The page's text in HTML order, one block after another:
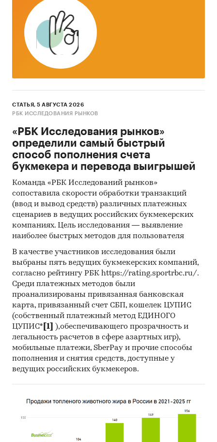
так называемые (1) Традиционный
(качественный) контент-анализ интервью и
документов и (2) Квантитативный
(количественный) анализ с применением
пакетов программ, к которым имеет доступ
наше агентство.
Контент-анализ выполняется в рамках
проведения Desk Research (кабинетное
исследование). В общем виде целью
кабинетного исследования является
хмеля для воды и получить (рассчитать)
показатели, характеризующие его состояние в
настоящее время и в будущем.
Источники получения информации
Базы данных Федеральной Таможенной
службы РФ, ФСГС РФ (Росстат).
Материалы DataMonitor, EuroMonitor,
Eurostat.
Печатные и электронные деловые и
специализированные издания,
аналитические обзоры.
Ресурсы сети Интернет в России и мире.
Экспертные опросы.
Материалы участников отечественного и
мирового рынков.
Результаты исследований маркетинговых и
консалтинговых агентств.
Материалы и базы данных статистики ООН
(United Nations Statistics Division:
СТАТЬЯ, 5 АВГУСТА 2026
РБК ИССЛЕДОВАНИЯ РЫНКОВ
«РБК Исследования рынков»
определили самый быстрый
способ пополнения счета
букмекера и перевода выигрышей
Команда «РБК Исследований рынков»
сопоставила скорости обработки транзакций
(ввод и вывод средств) различных платежных
сценариев в ведущих российских букмекерских
компаниях. Цель исследования — выявление
наиболее быстрых методов для пользователя
В качестве участников исследования были
выбраны пять ведущих букмекерских компаний,
согласно рейтингу РБК https://rating.sportrbc.ru/.
Среди платежных методов были
проанализированы привязанная банковская
карта, привязанный счет СБП, кошелек ЦУПИС
(собственный платежный метод ЕДИНОГО
ЦУПИС* [1]
),обеспечивающего прозрачность и
легальность расчетов в сфере азартных игр),
мобильные платежи, SberPay и прочие способы
пополнения и снятия средств, доступные у
ведущих российских букмекеров.